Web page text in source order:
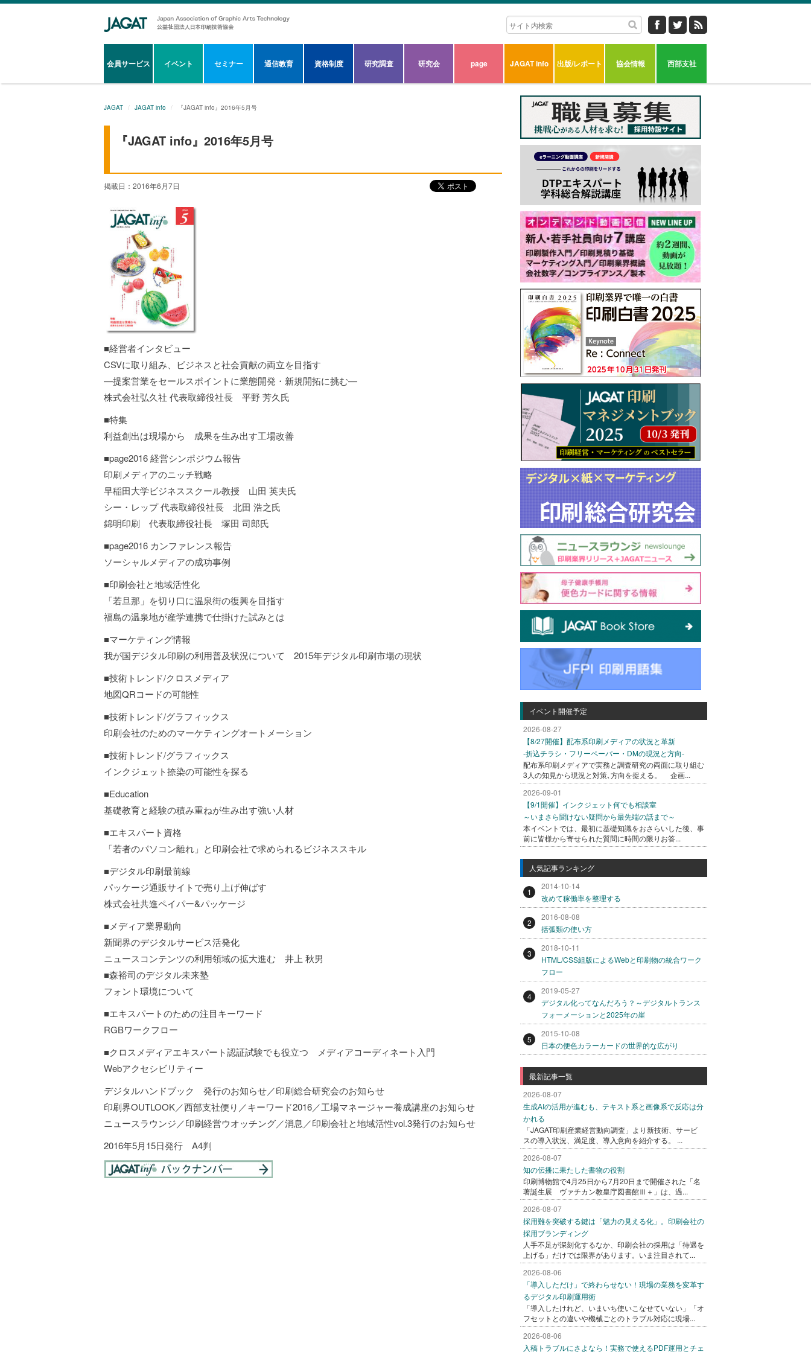
会員サービス イベント セミナー 通信教育 資格制度 研究調査 研究会 page JAGAT info 出版/レポート 協会情報 西部支社
JAGAT JAGAT info 『JAGAT info』2016年5月号
『JAGAT info』2016年5月号
掲載日：2016年6月7日
■経営者インタビュー
CSVに取り組み、ビジネスと社会貢献の両立を目指す
—提案営業をセールスポイントに業態開発・新規開拓に挑む—
株式会社弘久社 代表取締役社長 平野 芳久氏
■特集
利益創出は現場から 成果を生み出す工場改善
■page2016 経営シンポジウム報告
印刷メディアのニッチ戦略
早稲田大学ビジネススクール教授 山田 英夫氏
シー・レップ 代表取締役社長 北田 浩之氏
錦明印刷 代表取締役社長 塚田 司郎氏
■page2016 カンファレンス報告
ソーシャルメディアの成功事例
■印刷会社と地域活性化
「若旦那」を切り口に温泉街の復興を目指す
福島の温泉地が産学連携で仕掛けた試みとは
■マーケティング情報
我が国デジタル印刷の利用普及状況について 2015年デジタル印刷市場の現状
■技術トレンド/クロスメディア
地図QRコードの可能性
■技術トレンド/グラフィックス
印刷会社のためのマーケティングオートメーション
■技術トレンド/グラフィックス
インクジェット捺染の可能性を探る
■Education
基礎教育と経験の積み重ねが生み出す強い人材
■エキスパート資格
「若者のパソコン離れ」と印刷会社で求められるビジネススキル
■デジタル印刷最前線
パッケージ通販サイトで売り上げ伸ばす
株式会社共進ペイパー&パッケージ
■メディア業界動向
新聞界のデジタルサービス活発化
ニュースコンテンツの利用領域の拡大進む 井上 秋男
■森裕司のデジタル未来塾
フォント環境について
■エキスパートのための注目キーワード
RGBワークフロー
■クロスメディアエキスパート認証試験でも役立つ メディアコーディネート入門
Webアクセシビリティー
デジタルハンドブック 発行のお知らせ／印刷総合研究会のお知らせ
印刷界OUTLOOK／西部支社便り／キーワード2016／工場マネージャー養成講座のお知らせ
ニュースラウンジ／印刷経営ウオッチング／消息／印刷会社と地域活性vol.3発行のお知らせ
2016年5月15日発行 A4判
イベント開催予定
2026-08-27
【8/27開催】配布系印刷メディアの状況と革新
-折込チラシ・フリーペーパー・DMの現況と方向-
配布系印刷メディアで実務と調査研究の両面に取り組む
3人の知見から現況と対策､方向を捉える。 企画...
2026-09-01
【9/1開催】インクジェット何でも相談室
～いまさら聞けない疑問から最先端の話まで～
本イベントでは、最初に基礎知識をおさらいした後、事
前に皆様から寄せられた質問に時間の限りお答...
人気記事ランキング
1
2014-10-14
改めて稼働率を整理する
2
2016-08-08
括弧類の使い方
3
2018-10-11
HTML/CSS組版によるWebと印刷物の統合ワーク
フロー
4
2019-05-27
デジタル化ってなんだろう？～デジタルトランス
フォーメーションと2025年の崖
5
2015-10-08
日本の便色カラーカードの世界的な広がり
最新記事一覧
2026-08-07
生成AIの活用が進むも、テキスト系と画像系で反応は分
かれる
「JAGAT印刷産業経営動向調査」より新技術、サービ
スの導入状況、満足度、導入意向を紹介する。 ...
2026-08-07
知の伝播に果たした書物の役割
印刷博物館で4月25日から7月20日まで開催された「名
著誕生展 ヴァチカン教皇庁図書館Ⅲ＋」は、過...
2026-08-07
採用難を突破する鍵は「魅力の見える化」。印刷会社の
採用ブランディング
人手不足が深刻化するなか、印刷会社の採用は「待遇を
上げる」だけでは限界があります。いま注目されて...
2026-08-06
「導入しただけ」で終わらせない！現場の業務を変革す
るデジタル印刷運用術
「導入したけれど、いまいち使いこなせていない」「オ
フセットとの違いや機械ごとのトラブル対応に現場...
2026-08-06
入稿トラブルにさよなら！実務で使えるPDF運用とチェ